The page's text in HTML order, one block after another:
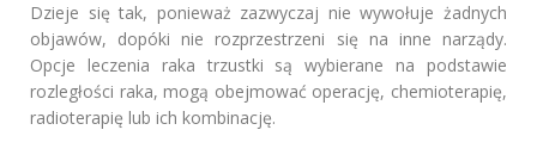
Dzieje się tak, ponieważ zazwyczaj nie wywołuje żadnych
objawów, dopóki nie rozprzestrzeni się na inne narządy.
Opcje leczenia raka trzustki są wybierane na podstawie
rozległości raka, mogą obejmować operację, chemioterapię,
radioterapię lub ich kombinację.